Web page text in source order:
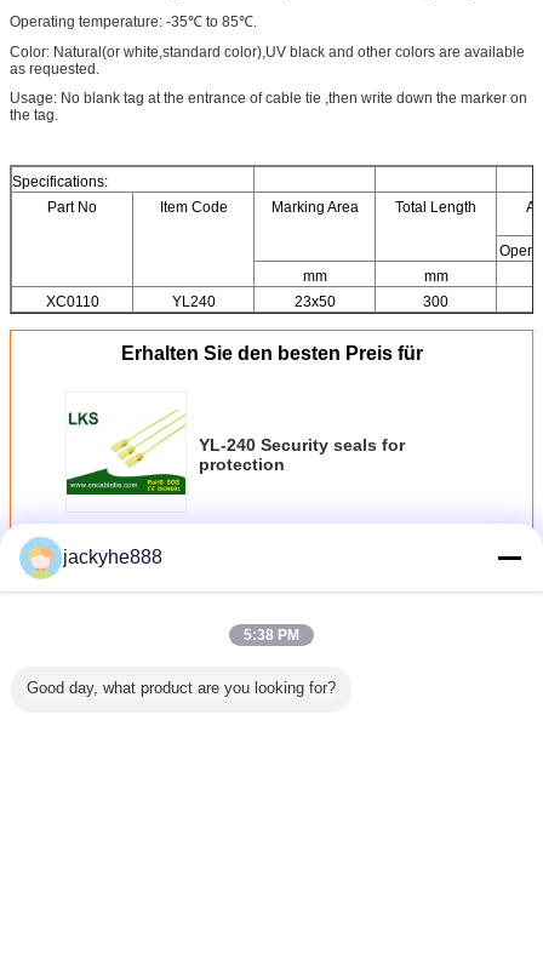
Operating temperature: -35℃ to 85℃.
Color: Natural(or white,standard color),UV black and other colors are available
as requested.
Usage: No blank tag at the entrance of cable tie ,then write down the marker on
the tag.
Specifications:
Part No
Item Code Marking Area Total Length
mm
mm
XC0110
YL240 23x50 300
Erhalten Sie den besten Preis für
YL-240 Security seals for
protection
jackyhe888
5:38 PM
Good day, what product are you looking for?